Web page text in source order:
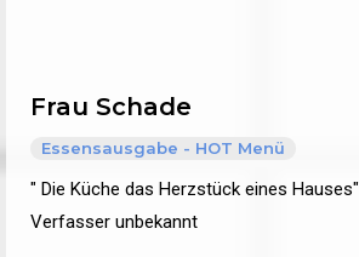
Frau Schade
Essensausgabe - HOT Menü
" Die Küche das Herzstück eines Hauses"
Verfasser unbekannt